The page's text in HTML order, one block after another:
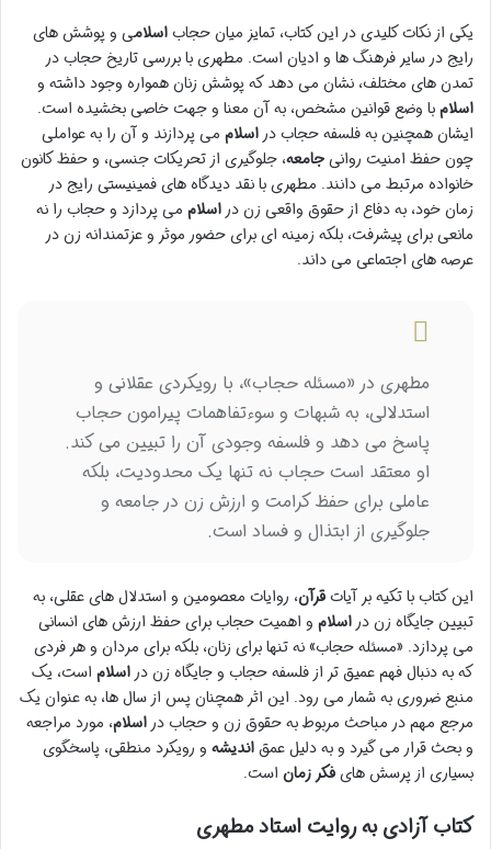
یکی از نکات کلیدی در این کتاب، تمایز میان حجاباسلامی و پوشش های
رایج در سایر فرهنگ ها و ادیان است. مطهری با بررسی تاریخ حجاب در
تمدن های مختلف، نشان می دهد که پوشش زنان همواره وجود داشته و
اسلامبا وضع قوانین مشخص، به آن معنا و جهت خاصی بخشیده است.
ایشان همچنین به فلسفه حجاب در اسلام می پردازند و آن را به عواملی
چون حفظ امنیت روانیجامعه، جلوگیری از تحریکات جنسی، و حفظ کانون
خانواده مرتبط می دانند. مطهری با نقد دیدگاه های فمینیستی رایج در
زمان خود، به دفاع از حقوق واقعی زن در اسلام می پردازد و حجاب را نه
مانعی برای پیشرفت، بلکه زمینه ای برای حضور موثر و عزتمندانه زن در
عرصه های اجتماعی می داند.
مطهری در «مسئله حجاب»، با رویکردی عقلانی و
استدلالی، به شبهات و سوءتفاهمات پیرامون حجاب
پاسخ می دهد و فلسفه وجودی آن را تبیین می کند.
او معتقد است حجاب نه تنها یک محدودیت، بلکه
عاملی برای حفظ کرامت و ارزش زن در جامعه و
جلوگیری از ابتذال و فساد است.
این کتاب با تکیه بر آیاتقرآن، روایات معصومین و استدلال های عقلی، به
تبیین جایگاه زن در اسلام و اهمیت حجاب برای حفظ ارزش های انسانی
می پردازد. «مسئله حجاب» نه تنها برای زنان، بلکه برای مردان و هر فردی
که به دنبال فهم عمیق تر از فلسفه حجاب و جایگاه زن در اسلام است، یک
منبع ضروری به شمار می رود. این اثر همچنان پس از سال ها، به عنوان یک
مرجع مهم در مباحث مربوط به حقوق زن و حجاب در اسلام، مورد مراجعه
و بحث قرار می گیرد و به دلیل عمقاندیشه و رویکرد منطقی، پاسخگوی
بسیاری از پرسش هایفکر زمان است.
کتاب آزادی به روایت استاد مطهری